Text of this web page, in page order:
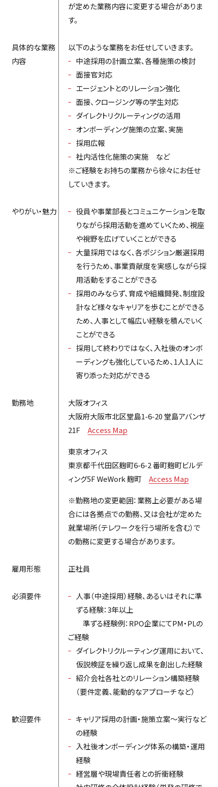
が定めた業務内容に変更する場合がありま
す。
具体的な業務
内容
以下のような業務をお任せしていきます。
中途採用の計画立案、各種施策の検討
面接官対応
エージェントとのリレーション強化
面接、クロージング等の学生対応
ダイレクトリクルーティングの活用
オンボーディング施策の立案、実施
採用広報
社内活性化施策の実施 など
※ご経験をお持ちの業務から徐々にお任せ
していきます。
やりがい・魅力
役員や事業部長とコミュニケーションを取
りながら採用活動を進めていくため、視座
や視野を広げていくことができる
大量採用ではなく、各ポジション厳選採用
を行うため、事業貢献度を実感しながら採
用活動をすることができる
採用のみならず、育成や組織開発、制度設
計など様々なキャリアを歩むことができる
ため、人事として幅広い経験を積んでいく
ことができる
採用して終わりではなく、入社後のオンボ
ーディングも強化しているため、1人1人に
寄り添った対応ができる
勤務地
大阪オフィス
大阪府大阪市北区堂島1-6-20 堂島アバンザ
21F Access Map
東京オフィス
東京都千代田区麹町6-6-2 番町麹町ビルデ
ィング5F WeWork 麹町 Access Map
※勤務地の変更範囲：業務上必要がある場
合には各拠点での勤務、又は会社が定めた
就業場所（テレワークを行う場所を含む）で
の勤務に変更する場合があります。
雇用形態 正社員
必須要件
人事（中途採用）経験、あるいはそれに準
ずる経験：3年以上
準ずる経験例：RPO企業にてPM・PLの
ご経験
ダイレクトリクルーティング運用において、
仮説検証を繰り返し成果を創出した経験
紹介会社各社とのリレーション構築経験
（要件定義、能動的なアプローチなど）
歓迎要件
キャリア採用の計画・施策立案～実行など
の経験
入社後オンボーディング体系の構築・運用
経験
経営層や現場責任者との折衝経験